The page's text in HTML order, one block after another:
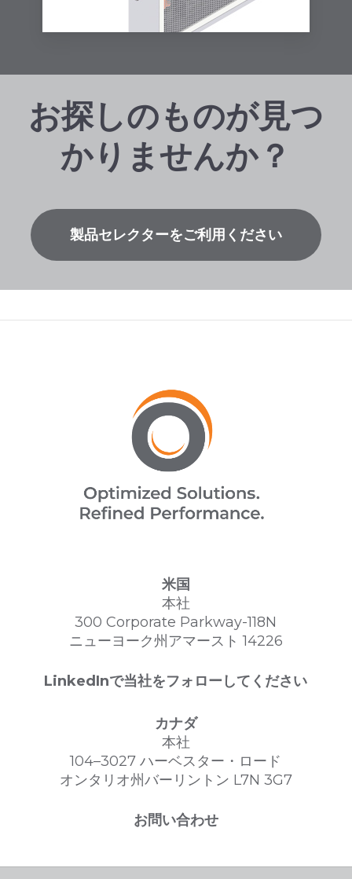
お探しのものが見つ
かりませんか？
製品セレクターをご利用ください
米国
本社
300 Corporate Parkway-118N
ニューヨーク州アマースト 14226
LinkedInで当社をフォローしてください
カナダ
本社
104–3027 ハーベスター・ロード
オンタリオ州バーリントン L7N 3G7
お問い合わせ